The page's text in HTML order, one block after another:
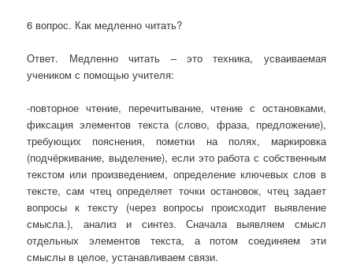
6 вопрос. Как медленно читать?
Ответ. Медленно читать – это техника, усваиваемая
учеником с помощью учителя:
-повторное чтение, перечитывание, чтение с остановками,
фиксация элементов текста (слово, фраза, предложение),
требующих пояснения, пометки на полях, маркировка
(подчёркивание, выделение), если это работа с собственным
текстом или произведением, определение ключевых слов в
тексте, сам чтец определяет точки остановок, чтец задает
вопросы к тексту (через вопросы происходит выявление
смысла.), анализ и синтез. Сначала выявляем смысл
отдельных элементов текста, а потом соединяем эти
смыслы в целое, устанавливаем связи.